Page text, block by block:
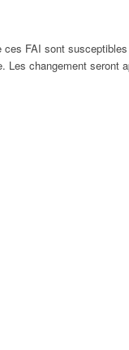
FAI sont
changement seront